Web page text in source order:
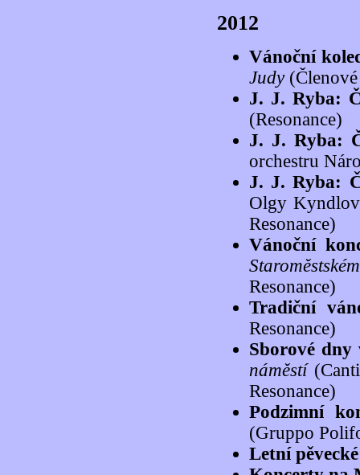
2012
Vánoční
Judy(Členové
J. J. Ryba:
(Resonance)
J. J. Ryba:
orchestru
J. J. Ryba:
Olgy
Resonance)
Vánoční
Resonance)
Tradiční
Resonance)
Sborové
náměstí
Resonance)
Podzimní
(Gruppo
Letní